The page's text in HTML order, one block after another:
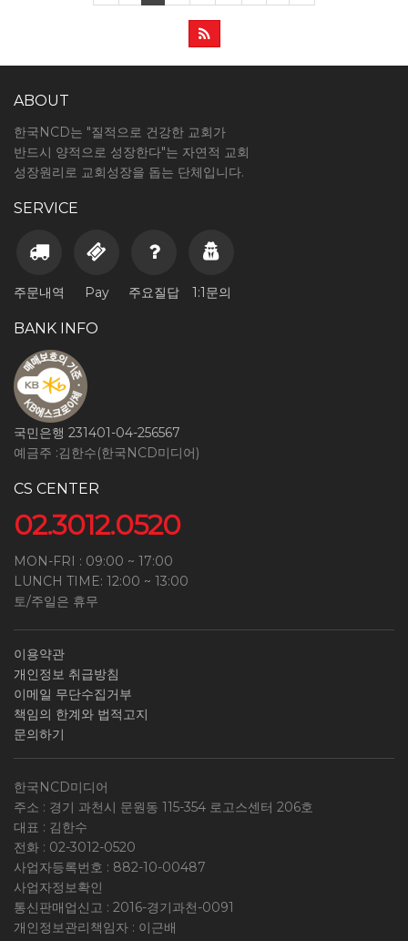
ABOUT
한국NCD는 "질적으로 건강한 교회가
반드시 양적으로 성장한다"는 자연적 교회
성장원리로 교회성장을 돕는 단체입니다.
SERVICE
주문내역 Pay 주요질답 1:1문의
BANK INFO
국민은행 231401-04-256567
예금주 :김한수(한국NCD미디어)
CS CENTER
02.3012.0520
MON-FRI : 09:00 ~ 17:00
LUNCH TIME: 12:00 ~ 13:00
토/주일은 휴무
이용약관
개인정보 취급방침
이메일 무단수집거부
책임의 한계와 법적고지
문의하기
한국NCD미디어
주소 : 경기 과천시 문원동 115-354 로고스센터 206호
대표 : 김한수
전화 : 02-3012-0520
사업자등록번호 : 882-10-00487
사업자정보확인
통신판매업신고 : 2016-경기과천-0091
개인정보관리책임자 : 이근배